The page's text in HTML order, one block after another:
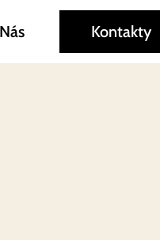
Kontakty